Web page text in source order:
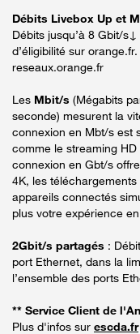
Débits Livebox Up et
Débits jusqu’à 8 Gbit/
d’éligibilité sur
reseaux.orange.fr
Les Mbit/s (Mégabits
seconde) mesurent la
connexion en Mbt/s est
comme le streaming
connexion en Gbt/s
4K, les
appareils connectés
plus votre expérience
2Gbit/s partagés :
port Ethernet, dans la
l’ensemble des ports
** Service Client de
Plus d'infos sur escda.fr